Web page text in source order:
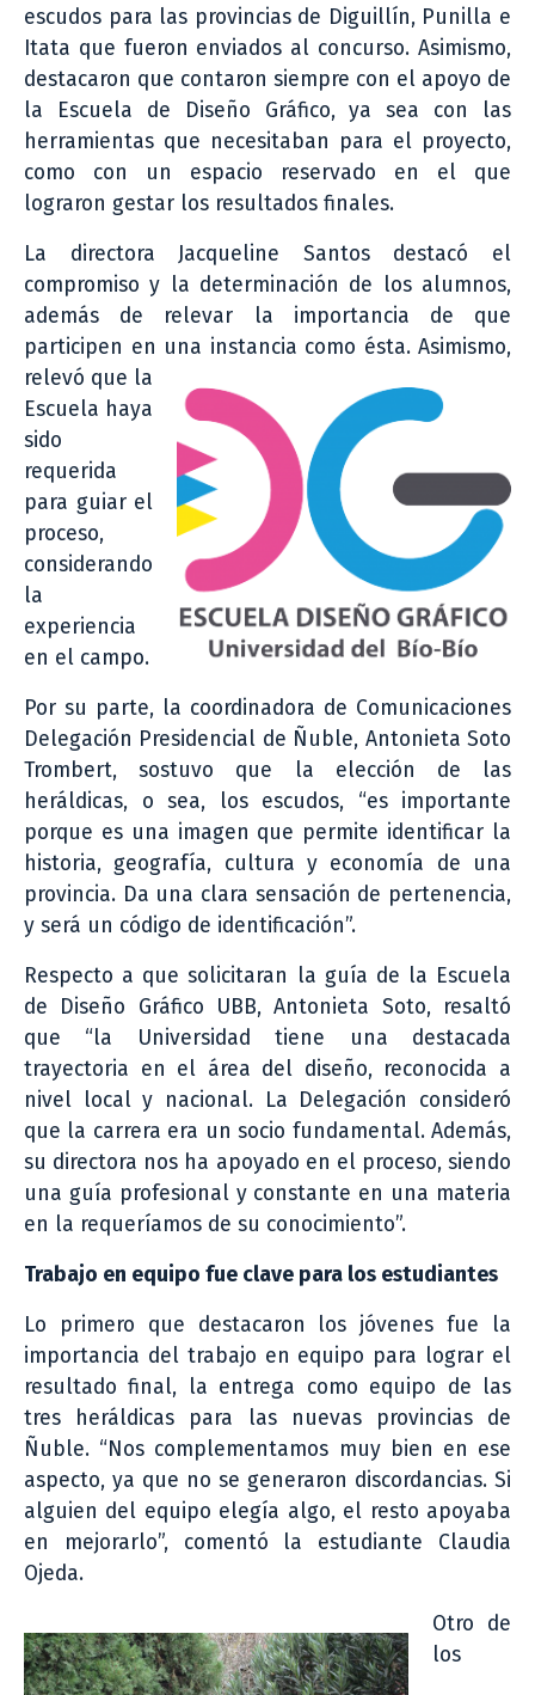
escudos para las provincias de Diguillín, Punilla e
Itata que fueron enviados al concurso. Asimismo,
destacaron que contaron siempre con el apoyo de
la Escuela de Diseño Gráfico, ya sea con las
herramientas que necesitaban para el proyecto,
como con un espacio reservado en el que
lograron gestar los resultados finales.
La directora Jacqueline Santos destacó el
compromiso y la determinación de los alumnos,
además de relevar la importancia de que
participen en una instancia como ésta. Asimismo,
relevó que la
Escuela haya
sido
requerida
para guiar el
proceso,
considerando
la
experiencia
en el campo.
Por su parte, la coordinadora de Comunicaciones
Delegación Presidencial de Ñuble, Antonieta Soto
Trombert, sostuvo que la elección de las
heráldicas, o sea, los escudos, “es importante
porque es una imagen que permite identificar la
historia, geografía, cultura y economía de una
provincia. Da una clara sensación de pertenencia,
y será un código de identificación”.
Respecto a que solicitaran la guía de la Escuela
de Diseño Gráfico UBB, Antonieta Soto, resaltó
que “la Universidad tiene una destacada
trayectoria en el área del diseño, reconocida a
nivel local y nacional. La Delegación consideró
que la carrera era un socio fundamental. Además,
su directora nos ha apoyado en el proceso, siendo
una guía profesional y constante en una materia
en la requeríamos de su conocimiento”.
Trabajo en equipo fue clave para los estudiantes
Lo primero que destacaron los jóvenes fue la
importancia del trabajo en equipo para lograr el
resultado final, la entrega como equipo de las
tres heráldicas para las nuevas provincias de
Ñuble. “Nos complementamos muy bien en ese
aspecto, ya que no se generaron discordancias. Si
alguien del equipo elegía algo, el resto apoyaba
en mejorarlo”, comentó la estudiante Claudia
Ojeda.
Otro de
los